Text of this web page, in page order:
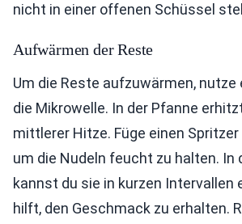
nicht in einer offenen Schüssel
Aufwärmen der Reste
Um die Reste aufzuwärmen, nutze
die Mikrowelle. In der Pfanne
mittlerer Hitze. Füge einen
um die Nudeln feucht zu halten. In
kannst du sie in kurzen Intervallen
hilft, den Geschmack zu erhalten.